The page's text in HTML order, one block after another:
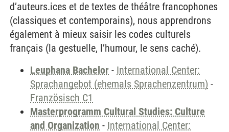
d’auteurs.ices et de textes de théâtre francophones
(classiques et contemporains), nous apprendrons
également à mieux saisir les codes culturels
français (la gestuelle, l’humour, le sens caché).
Leuphana Bachelor - International Center:
Sprachangebot (ehemals Sprachenzentrum) -
Französisch C1
Masterprogramm Cultural Studies: Culture
and Organization - International Center: